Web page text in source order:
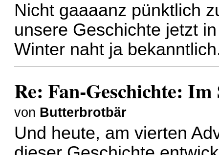
Nicht gaaaanz pünktlich
unsere Geschichte jetzt
Winter naht ja
Re: Fan-Geschichte:
von Butterbrotbär
Und heute, am vierten